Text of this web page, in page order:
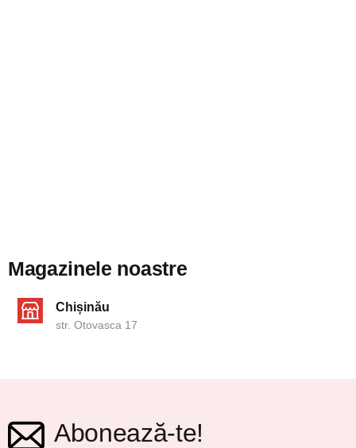
Magazinele noastre
Chișinău
str. Otovasca 17
Abonează-te!